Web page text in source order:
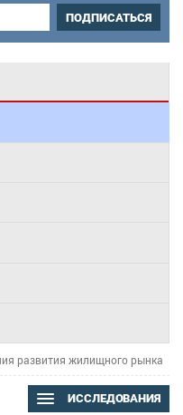
ПОДПИСАТЬСЯ
развития жилищного рынка
ИССЛЕДОВАНИЯ